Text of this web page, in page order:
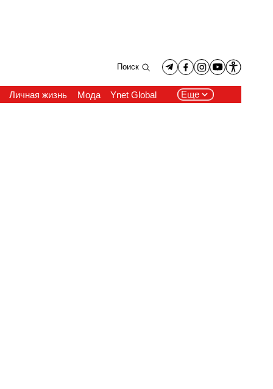
Поиск
Личная жизнь Мода Ynet Global Еще